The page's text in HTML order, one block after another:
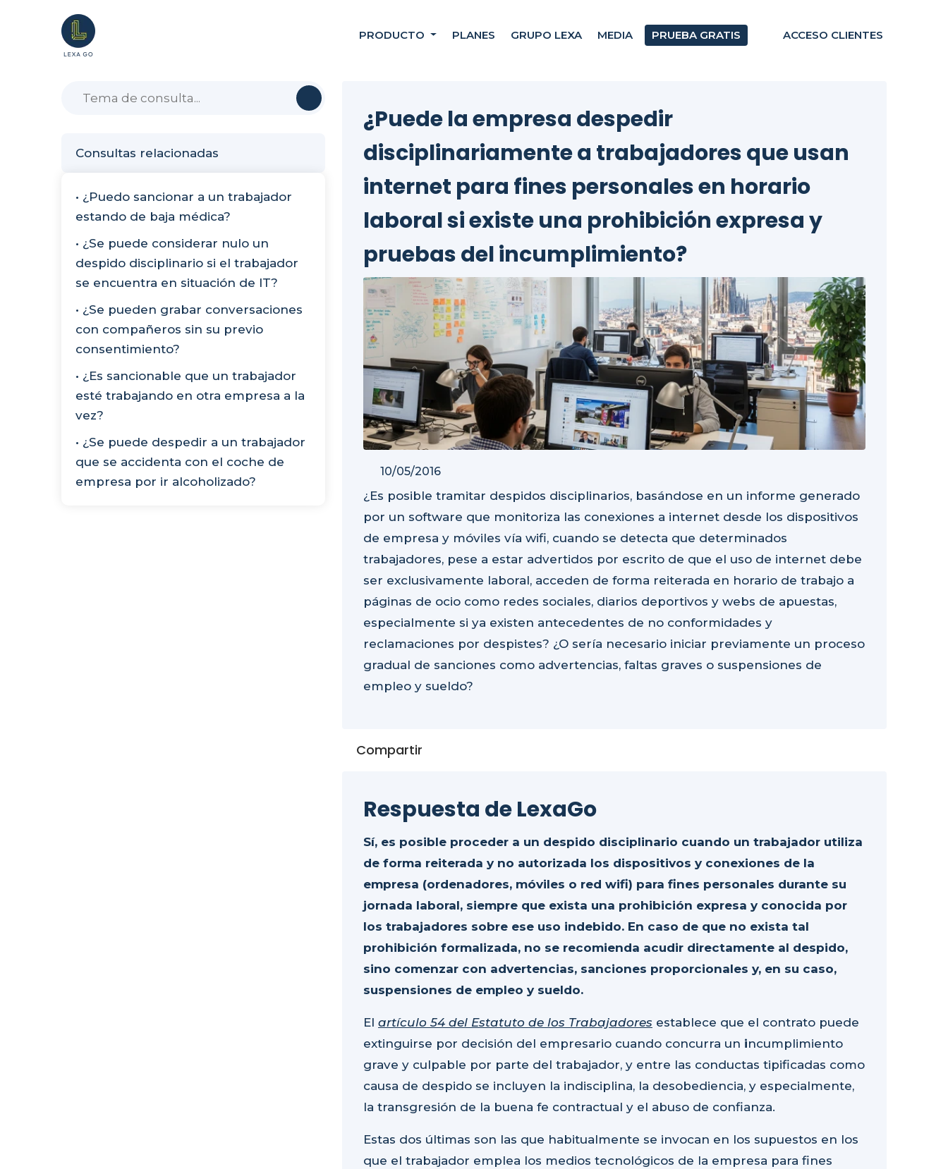
PRODUCTO PLANES GRUPO LEXA MEDIA PRUEBA GRATIS ACCESO CLIENTES
Consultas relacionadas
• ¿Puedo sancionar a un trabajador
estando de baja médica?
• ¿Se puede considerar nulo un
despido disciplinario si el trabajador
se encuentra en situación de IT?
• ¿Se pueden grabar conversaciones
con compañeros sin su previo
consentimiento?
• ¿Es sancionable que un trabajador
esté trabajando en otra empresa a la
vez?
• ¿Se puede despedir a un trabajador
que se accidenta con el coche de
empresa por ir alcoholizado?
¿Puede la empresa despedir
disciplinariamente a trabajadores que usan
internet para fines personales en horario
laboral si existe una prohibición expresa y
pruebas del incumplimiento?
10/05/2016
¿Es posible tramitar despidos disciplinarios, basándose en un informe generado
por un software que monitoriza las conexiones a internet desde los dispositivos
de empresa y móviles vía wifi, cuando se detecta que determinados
trabajadores, pese a estar advertidos por escrito de que el uso de internet debe
ser exclusivamente laboral, acceden de forma reiterada en horario de trabajo a
páginas de ocio como redes sociales, diarios deportivos y webs de apuestas,
especialmente si ya existen antecedentes de no conformidades y
reclamaciones por despistes? ¿O sería necesario iniciar previamente un proceso
gradual de sanciones como advertencias, faltas graves o suspensiones de
empleo y sueldo?
Compartir
Respuesta de LexaGo
Sí, es posible proceder a un despido disciplinario cuando un trabajador utiliza
de forma reiterada y no autorizada los dispositivos y conexiones de la
empresa (ordenadores, móviles o red wifi) para fines personales durante su
jornada laboral, siempre que exista una prohibición expresa y conocida por
los trabajadores sobre ese uso indebido. En caso de que no exista tal
prohibición formalizada, no se recomienda acudir directamente al despido,
sino comenzar con advertencias, sanciones proporcionales y, en su caso,
suspensiones de empleo y sueldo.
El artículo 54 del Estatuto de los Trabajadores establece que el contrato puede
extinguirse por decisión del empresario cuando concurra un incumplimiento
grave y culpable por parte del trabajador, y entre las conductas tipificadas como
causa de despido se incluyen la indisciplina, la desobediencia, y especialmente,
la transgresión de la buena fe contractual y el abuso de confianza.
Estas dos últimas son las que habitualmente se invocan en los supuestos en los
que el trabajador emplea los medios tecnológicos de la empresa para fines